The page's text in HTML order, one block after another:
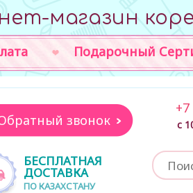
магазин
Подарочный
звонок
БЕСПЛАТНАЯ
ДОСТАВКА
ПО КАЗАХСТАНУ
+7
с